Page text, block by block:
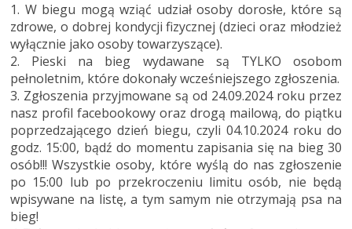
1. W biegu mogą wziąć udział osoby dorosłe, które są
zdrowe, o dobrej kondycji fizycznej (dzieci oraz młodzież
wyłącznie jako osoby towarzyszące).
2. Pieski na bieg wydawane są TYLKO osobom
pełnoletnim, które dokonały wcześniejszego zgłoszenia.
3. Zgłoszenia przyjmowane są od 24.09.2024 roku przez
nasz profil facebookowy oraz drogą mailową, do piątku
poprzedzającego dzień biegu, czyli 04.10.2024 roku do
godz. 15:00, bądź do momentu zapisania się na bieg 30
osób!!! Wszystkie osoby, które wyślą do nas zgłoszenie
po 15:00 lub po przekroczeniu limitu osób, nie będą
wpisywane na listę, a tym samym nie otrzymają psa na
bieg!